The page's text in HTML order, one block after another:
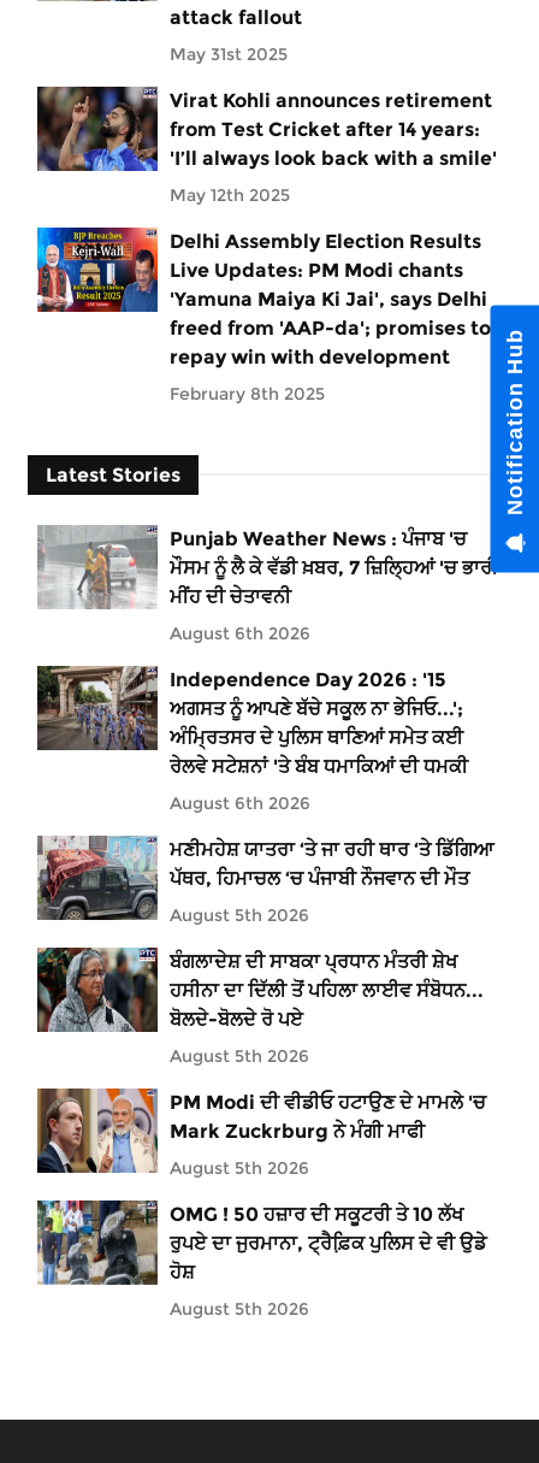
attack fallout
May 31st 2025
Virat Kohli announces retirement
from Test Cricket after 14 years:
'I’ll always look back with a smile'
May 12th 2025
Delhi Assembly Election Results
Live Updates: PM Modi chants
'Yamuna Maiya Ki Jai', says Delhi
freed from 'AAP-da'; promises to
repay win with development
February 8th 2025
Latest Stories
Punjab Weather News : ਪੰਜਾਬ 'ਚ
ਮੌਸਮ ਨੂੰ ਲੈ ਕੇ ਵੱਡੀ ਖ਼ਬਰ, 7 ਜ਼ਿਲ੍ਹਿਆਂ 'ਚ ਭਾਰੀ
ਮੀਂਹ ਦੀ ਚੇਤਾਵਨੀ
August 6th 2026
Independence Day 2026 : '15
ਅਗਸਤ ਨੂੰ ਆਪਣੇ ਬੱਚੇ ਸਕੂਲ ਨਾ ਭੇਜਿਓ...';
ਅੰਮ੍ਰਿਤਸਰ ਦੇ ਪੁਲਿਸ ਥਾਣਿਆਂ ਸਮੇਤ ਕਈ
ਰੇਲਵੇ ਸਟੇਸ਼ਨਾਂ 'ਤੇ ਬੰਬ ਧਮਾਕਿਆਂ ਦੀ ਧਮਕੀ
August 6th 2026
ਮਣੀਮਹੇਸ਼ ਯਾਤਰਾ ‘ਤੇ ਜਾ ਰਹੀ ਥਾਰ ‘ਤੇ ਡਿੱਗਿਆ
ਪੱਥਰ, ਹਿਮਾਚਲ ‘ਚ ਪੰਜਾਬੀ ਨੌਜਵਾਨ ਦੀ ਮੌਤ
August 5th 2026
ਬੰਗਲਾਦੇਸ਼ ਦੀ ਸਾਬਕਾ ਪ੍ਰਧਾਨ ਮੰਤਰੀ ਸ਼ੇਖ
ਹਸੀਨਾ ਦਾ ਦਿੱਲੀ ਤੋਂ ਪਹਿਲਾ ਲਾਈਵ ਸੰਬੋਧਨ...
ਬੋਲਦੇ-ਬੋਲਦੇ ਰੋ ਪਏ
August 5th 2026
PM Modi ਦੀ ਵੀਡੀਓ ਹਟਾਉਣ ਦੇ ਮਾਮਲੇ 'ਚ
Mark Zuckrburg ਨੇ ਮੰਗੀ ਮਾਫੀ
August 5th 2026
OMG ! 50 ਹਜ਼ਾਰ ਦੀ ਸਕੂਟਰੀ ਤੇ 10 ਲੱਖ
ਰੁਪਏ ਦਾ ਜੁਰਮਾਨਾ, ਟ੍ਰੈਫ਼ਿ਼ਕ ਪੁਲਿਸ ਦੇ ਵੀ ਉਡੇ
ਹੋਸ਼
August 5th 2026
Notification Hub